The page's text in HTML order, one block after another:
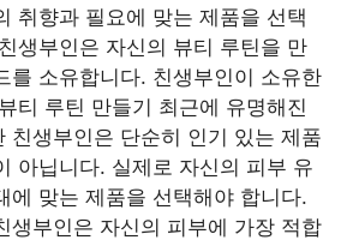
취향과 필요에 맞는 제품을 선택
생부인은 자신의 뷰티 루틴을 만
를 소유합니다. 친생부인이 소유한
티 루틴 만들기 최근에 유명해진
친생부인은 단순히 인기 있는 제품
아닙니다. 실제로 자신의 피부 유
에 맞는 제품을 선택해야 합니다.
생부인은 자신의 피부에 가장 적합